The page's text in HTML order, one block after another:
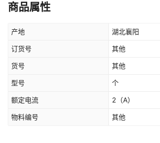
商品属性
产地 湖北襄阳
订货号 其他
货号 其他
型号 个
额定电流 2 （A）
物料编号 其他